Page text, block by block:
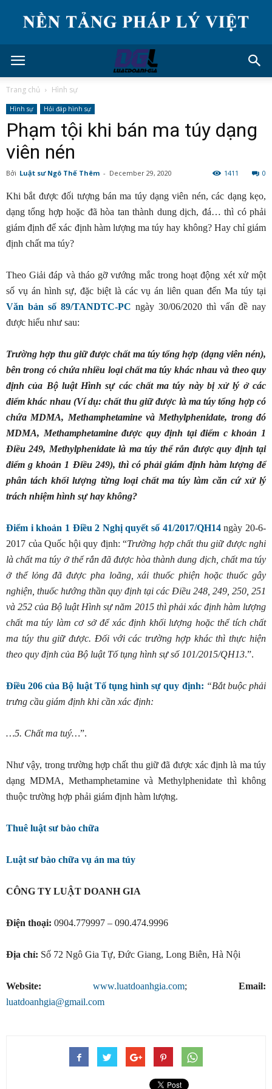
Trang chủ Hình sự
Hình sự Hỏi đáp hình sự
Phạm tội khi bán ma túy dạng
viên nén
Bởi Luật sư Ngô Thế Thêm - December 29, 2020 0
1411
Khi bắt được đối tượng bán ma túy dạng viên nén, các dạng kẹo,
dạng tổng hợp hoặc đã hòa tan thành dung dịch, đá… thì có phải
giám định để xác định hàm lượng ma túy hay không? Hay chỉ giám
định chất ma túy?
Theo Giải đáp và tháo gỡ vướng mắc trong hoạt động xét xử một
số vụ án hình sự, đặc biệt là các vụ án liên quan đến Ma túy tại
Văn bản số 89/TANDTC-PC ngày 30/06/2020 thì vấn đề nay
được hiểu như sau:
Trường hợp thu giữ được chất ma túy tổng hợp (dạng viên nén),
bên trong có chứa nhiều loại chất ma túy khác nhau và theo quy
định của Bộ luật Hình sự các chất ma túy này bị xử lý ở các
điểm khác nhau (Ví dụ: chất thu giữ được là ma túy tổng hợp có
chứa MDMA, Methamphetamine và Methylphenidate, trong đó
MDMA, Methamphetamine được quy định tạiđiểm c khoản 1
Điều 249, Methylphenidate là ma túy thể rắn được quy định tại
điểm g khoản 1 Điều 249), thì có phải giám định hàm lượng để
phân tách khối lượng từng loại chất ma túy làm căn cứ xử lý
trách nhiệm hình sự hay không?
Điểm i khoản 1 Điều 2 Nghị quyết số 41/2017/QH14ngày 20-6-
2017 của Quốc hội quy định: “Trường hợp chất thu giữ được nghi
là chất ma túy ở thể rắn đã được hòa thành dung dịch, chất ma túy
ở thể lỏng đã được pha loãng, xái thuốc phiện hoặc thuốc gây
nghiện, thuốc hướng thần quy định tại các Điều 248, 249, 250, 251
và 252 của Bộ luật Hình sự năm 2015 thì phải xác định hàm lượng
chất ma túy làm cơ sở để xác định khối lượng hoặc thể tích chất
ma túy thu giữ được. Đối với các trường hợp khác thì thực hiện
theo quy định của Bộ luật Tố tụng hình sự số 101/2015/QH13.”.
Điều 206 của Bộ luật Tố tụng hình sự quy định: “Bắt buộc phải
trưng cầu giám định khi cần xác định:
…5. Chất ma tuý…”.
Như vậy, trong trường hợp chất thu giữ đã được xác định là ma túy
dạng MDMA, Methamphetamine và Methylphenidate thì không
thuộc trường hợp phải giám định hàm lượng.
Thuê luật sư bào chữa
Luật sư bào chữa vụ án ma túy
CÔNG TY LUẬT DOANH GIA
Điện thoại: 0904.779997 – 090.474.9996
Địa chỉ: Số 72 Ngô Gia Tự, Đức Giang, Long Biên, Hà Nội
Website: www.luatdoanhgia.com; Email:
luatdoanhgia@gmail.com